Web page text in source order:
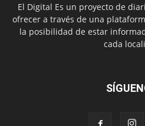
El Digital Es un proyecto de
ofrecer a través de una
la posibilidad de estar
cada